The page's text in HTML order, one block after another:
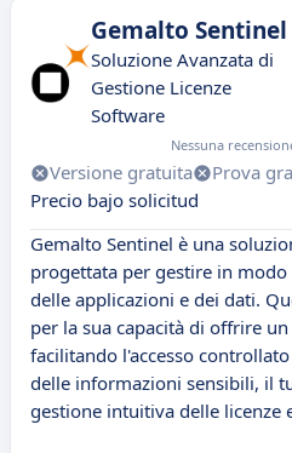
Gemalto Sentinel
Soluzione Avanzata di
Gestione Licenze
Software
Nessuna
Versione gratuita Prova
Precio bajo solicitud
Gemalto Sentinel è una
progettata per gestire in
delle applicazioni e dei dati.
per la sua capacità di offrire
facilitando l'accesso
delle informazioni sensibili, il
gestione intuitiva delle licenze